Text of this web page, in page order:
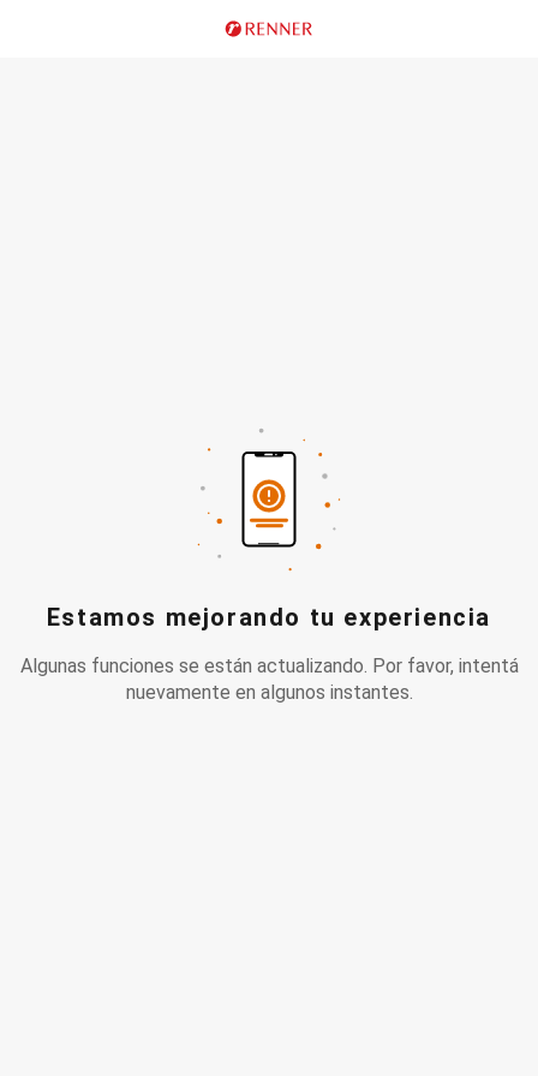
Estamos mejorando tu experiencia
Algunas funciones se están actualizando. Por favor, intentá
nuevamente en algunos instantes.